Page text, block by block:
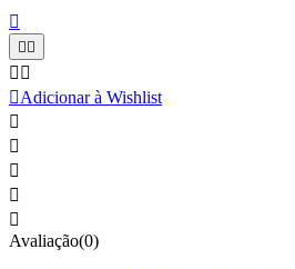

 
 
Adicionar à Wishlist





Avaliação(0)